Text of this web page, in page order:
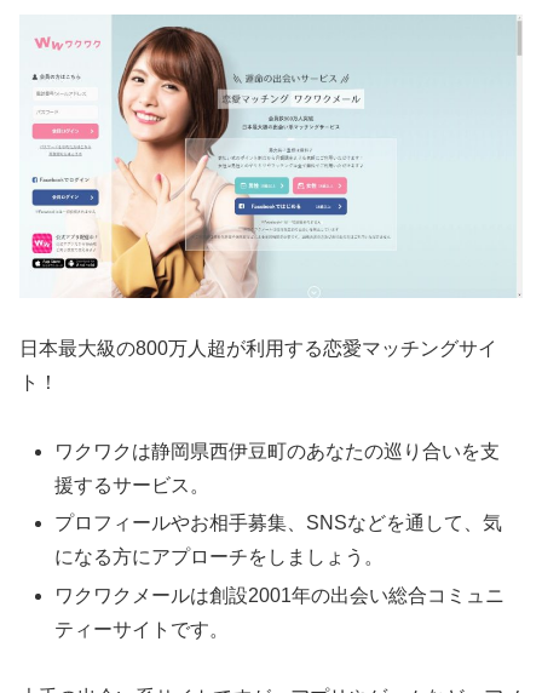
日本最大級の800万人超が利用する恋愛マッチングサイ
ト！
ワクワクは静岡県西伊豆町のあなたの巡り合いを支
援するサービス。
プロフィールやお相手募集、SNSなどを通して、気
になる方にアプローチをしましょう。
ワクワクメールは創設2001年の出会い総合コミュニ
ティーサイトです。